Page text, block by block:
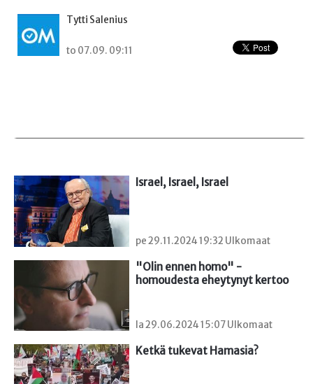
Tytti Salenius
to 07.09. 09:11
Israel, Israel, Israel
pe 29.11.2024 19:32 Ulkomaat
"Olin ennen homo" -
homoudesta eheytynyt kertoo
la 29.06.2024 15:07 Ulkomaat
Ketkä tukevat Hamasia?